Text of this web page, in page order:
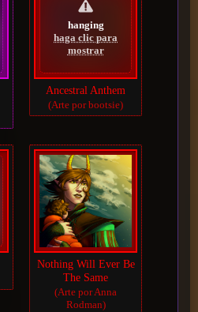
hanging
haga clic para
mostrar
Ancestral Anthem
(Arte por bootsie)
Nothing Will Ever Be
The Same
(Arte por Anna
Rodman)